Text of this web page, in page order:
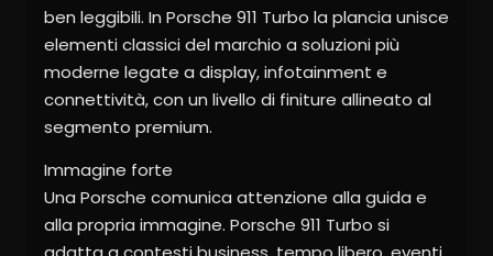
ben leggibili. In Porsche 911 Turbo la plancia unisce
elementi classici del marchio a soluzioni più
moderne legate a display, infotainment e
connettività, con un livello di finiture allineato al
segmento premium.
Immagine forte
Una Porsche comunica attenzione alla guida e
alla propria immagine. Porsche 911 Turbo si